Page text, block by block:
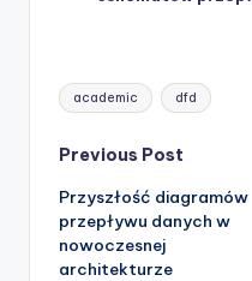
Tags:
academic dfd
Post
navigation
Previous Post
Przyszłość diagramów
przepływu danych w
nowoczesnej
architekturze